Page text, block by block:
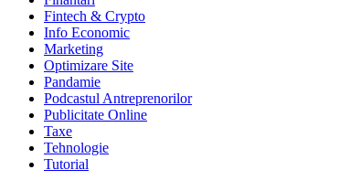
Fintech & Crypto
Info Economic
Marketing
Optimizare Site
Pandamie
Podcastul Antreprenorilor
Publicitate Online
Taxe
Tehnologie
Tutorial